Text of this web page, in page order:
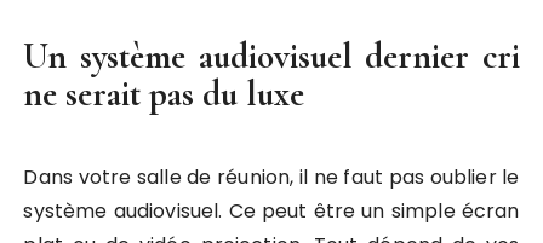
Un système audiovisuel dernier cri
ne serait pas du luxe
Dans votre salle de réunion, il ne faut pas oublier le
système audiovisuel. Ce peut être un simple écran